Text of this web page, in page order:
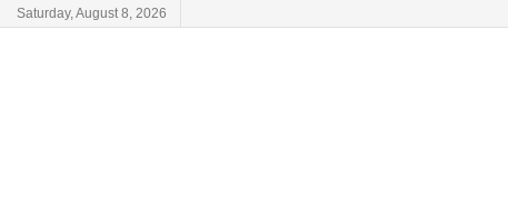
Saturday, August 8, 2026